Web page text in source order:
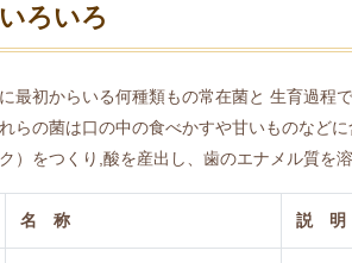
ろいろ
最初からいる何種類もの常在菌と 生育過程
らの菌は口の中の食べかすや甘いものなど
）をつくり,酸を産出し、歯のエナメル質を溶
名 称 説 明